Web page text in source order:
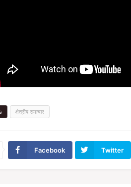
क्षेत्रीय समाचार
Facebook Twitter